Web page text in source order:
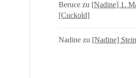
Beruce zu [Nadine] 1.
[Cuckold]
Nadine zu [Nadine]